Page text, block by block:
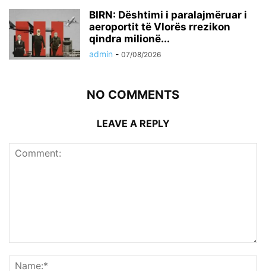
BIRN: Dështimi i paralajmëruar i
aeroportit të Vlorës rrezikon
qindra milionë...
admin - 07/08/2026
NO COMMENTS
LEAVE A REPLY